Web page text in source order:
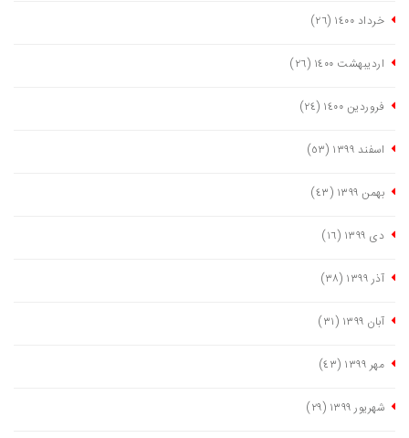
خرداد ١٤٠٠ (٢٦)
اردیبهشت ١٤٠٠ (٢٦)
فروردین ١٤٠٠ (٢٤)
اسفند ١٣٩٩ (٥٣)
بهمن ١٣٩٩ (٤٣)
دی ١٣٩٩ (١٦)
آذر ١٣٩٩ (٣٨)
آبان ١٣٩٩ (٣١)
مهر ١٣٩٩ (٤٣)
شهریور ١٣٩٩ (٢٩)